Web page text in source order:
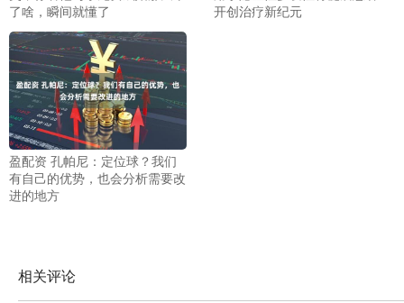
了啥，瞬间就懂了
开创治疗新纪元
盈配资 孔帕尼：定位球？我们
有自己的优势，也会分析需要改
进的地方
相关评论